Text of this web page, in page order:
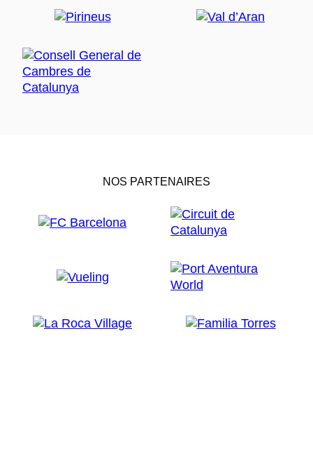
NOS PARTENAIRES